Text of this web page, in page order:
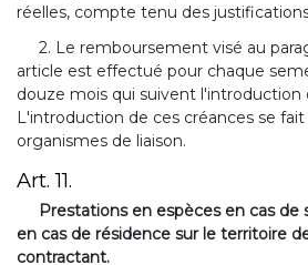
réelles, compte tenu des
2. Le remboursement visé au
article est effectué pour chaque
douze mois qui suivent l'introduction
L'introduction de ces créances se
organismes de liaison.
Art. 11.
Prestations en espèces en cas de
en cas de résidence sur le territoire
contractant.